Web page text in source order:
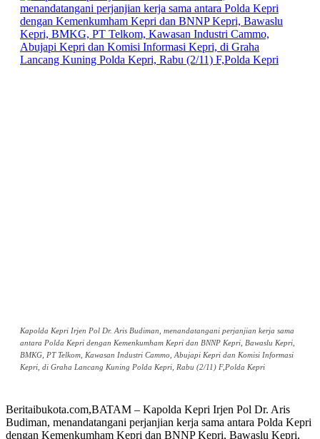
Kapolda Kepri Irjen Pol Dr. Aris Budiman, menandatangani perjanjian kerja sama
antara Polda Kepri dengan Kemenkumham Kepri dan BNNP Kepri, Bawaslu Kepri,
BMKG, PT Telkom, Kawasan Industri Cammo, Abujapi Kepri dan Komisi Informasi
Kepri, di Graha Lancang Kuning Polda Kepri, Rabu (2/11) F,Polda Kepri
Beritaibukota.com,BATAM – Kapolda Kepri Irjen Pol Dr. Aris
Budiman, menandatangani perjanjian kerja sama antara Polda Kepri
dengan Kemenkumham Kepri dan BNNP Kepri, Bawaslu Kepri,